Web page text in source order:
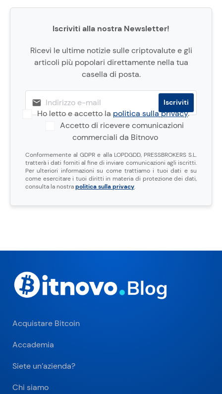
Iscriviti alla nostra Newsletter!
Ricevi le ultime notizie sulle criptovalute e gli
articoli più popolari direttamente nella tua
casella di posta.
Ho letto e accetto lapolitica sulla privacy.
Accetto di ricevere comunicazioni
commerciali da Bitnovo
Conformemente al GDPR e alla LOPDGDD, PRESSBROKERS S.L.
tratterà i dati forniti al fine di inviare comunicazioni agli iscritti.
Per ulteriori informazioni su come trattiamo i tuoi dati e su
come esercitare i tuoi diritti in materia di protezione dei dati,
consulta la nostrapolitica sulla privacy.
Acquistare Bitcoin
Accademia
Siete un’azienda?
Chi siamo